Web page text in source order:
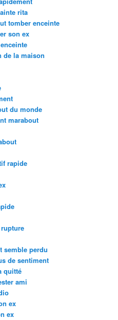
rita
tomber enceinte
son ex
de la maison
du monde
marabout
rapide
semble perdu
de sentiment
quitté
ami
ex
ex